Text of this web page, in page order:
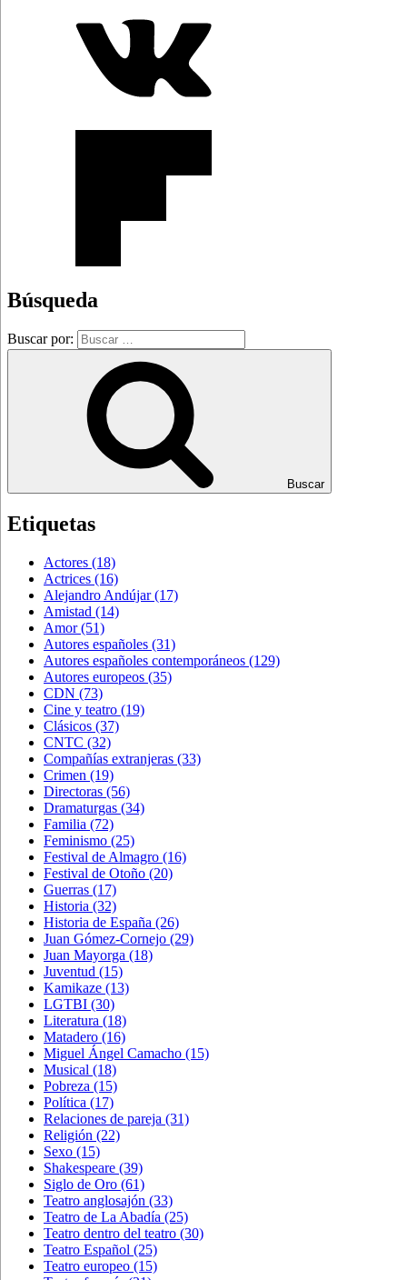
Búsqueda
Buscar por:
Buscar
Etiquetas
Actores (18)
Actrices (16)
Alejandro Andújar(17)
Amistad (14)
Amor(51)
Autores españoles (31)
Autores españoles contemporáneos (129)
Autores europeos (35)
CDN (73)
Cine y teatro (19)
Clásicos (37)
CNTC (32)
Compañías extranjeras (33)
Crimen (19)
Directoras (56)
Dramaturgas (34)
Familia (72)
Feminismo (25)
Festival de Almagro (16)
Festival de Otoño (20)
Guerras (17)
Historia (32)
Historia de España (26)
Juan Gómez-Cornejo (29)
Juan Mayorga (18)
Juventud (15)
Kamikaze (13)
LGTBI (30)
Literatura (18)
Matadero (16)
Miguel Ángel Camacho (15)
Musical (18)
Pobreza (15)
Política (17)
Relaciones de pareja (31)
Religión (22)
Sexo (15)
Shakespeare (39)
Siglo de Oro (61)
Teatro anglosajón (33)
Teatro de La Abadía (25)
Teatro dentro del teatro (30)
Teatro Español (25)
Teatro europeo (15)